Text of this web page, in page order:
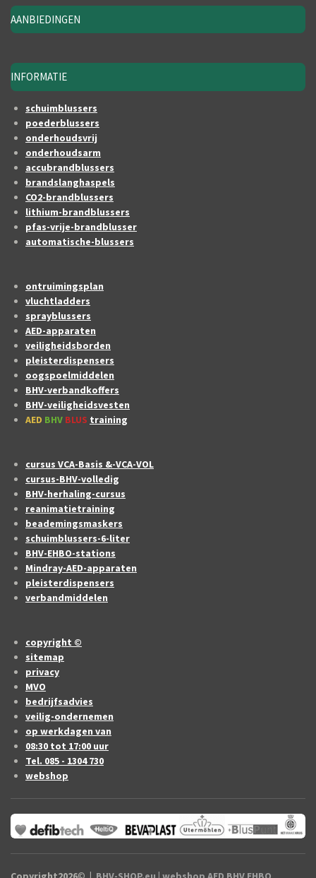
AANBIEDINGEN
INFORMATIE
schuimblussers
poederblussers
onderhoudsvrij
onderhoudsarm
accubrandblussers
brandslanghaspels
CO2-brandblussers
lithium-brandblussers
pfas-vrije-brandblusser
automatische-blussers
ontruimingsplan
vluchtladders
sprayblussers
AED-apparaten
veiligheidsborden
pleisterdispensers
oogspoelmiddelen
BHV-verbandkoffers
BHV-veiligheidsvesten
AED BHV BLUS training
cursus VCA-Basis &-VCA-VOL
cursus-BHV-volledig
BHV-herhaling-cursus
reanimatietraining
beademingsmaskers
schuimblussers-6-liter
BHV-EHBO-stations
Mindray-AED-apparaten
pleisterdispensers
verbandmiddelen
copyright ©
sitemap
privacy
MVO
bedrijfsadvies
veilig-ondernemen
op werkdagen van
08:30 tot 17:00 uur
Tel. 085 - 1304 730
webshop